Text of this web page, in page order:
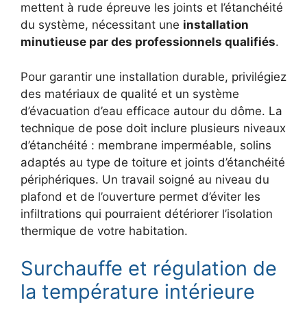
mettent à rude épreuve les joints et l’étanchéité
du système, nécessitant une installation
minutieuse par des professionnels qualifiés.
Pour garantir une installation durable, privilégiez
des matériaux de qualité et un système
d’évacuation d’eau efficace autour du dôme. La
technique de pose doit inclure plusieurs niveaux
d’étanchéité : membrane imperméable, solins
adaptés au type de toiture et joints d’étanchéité
périphériques. Un travail soigné au niveau du
plafond et de l’ouverture permet d’éviter les
infiltrations qui pourraient détériorer l’isolation
thermique de votre habitation.
Surchauffe et régulation de
la température intérieure